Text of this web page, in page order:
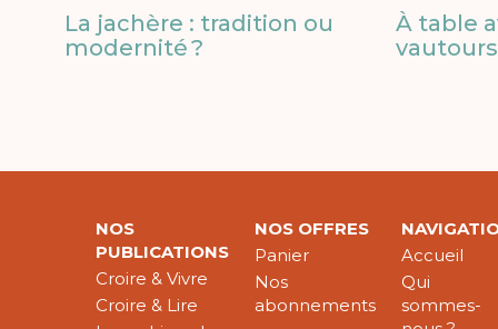
La jachère : tradition ou
modernité ?
À table
NOS
PUBLICATIONS
Croire & Vivre
Croire & Lire
NOS OFFRES
Panier
Nos
abonnements
Accueil
Qui
sommes-